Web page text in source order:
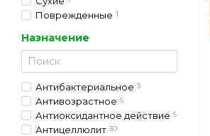
Поврежденные 1
Назначение
Антибактериальное 3
Антивозрастное 5
Антиоксидантное действие 5
Антицеллюлит 30